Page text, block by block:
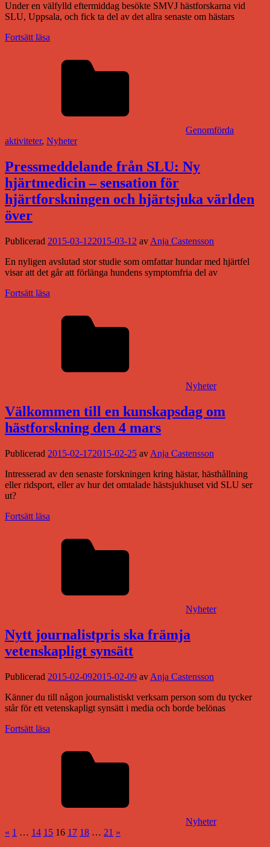
Under en välfylld eftermiddag besökte SMVJ hästforskarna vid
SLU, Uppsala, och fick ta del av det allra senaste om hästars
Fortsätt läsa
Genomförda
aktiviteter, Nyheter
Pressmeddelande från SLU: Ny
hjärtmedicin – sensation för
hjärtforskningen och hjärtsjuka världen
över
Publicerad 2015-03-122015-03-12 av Anja Castensson
En nyligen avslutad stor studie som omfattar hundar med hjärtfel
visar att det går att förlänga hundens symptomfria del av
Fortsätt läsa
Nyheter
Välkommen till en kunskapsdag om
hästforskning den 4 mars
Publicerad 2015-02-172015-02-25 av Anja Castensson
Intresserad av den senaste forskningen kring hästar, hästhållning
eller ridsport, eller av hur det omtalade hästsjukhuset vid SLU ser
ut?
Fortsätt läsa
Nyheter
Nytt journalistpris ska främja
vetenskapligt synsätt
Publicerad 2015-02-092015-02-09 av Anja Castensson
Känner du till någon journalistiskt verksam person som du tycker
står för ett vetenskapligt synsätt i media och borde belönas
Fortsätt läsa
Nyheter
Sidnumrering
« Föregående
1 … 14 15 16 17 18 … 21 Nästa
»